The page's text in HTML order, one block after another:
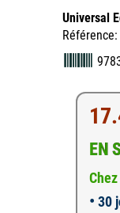
Universal
EN
• 30